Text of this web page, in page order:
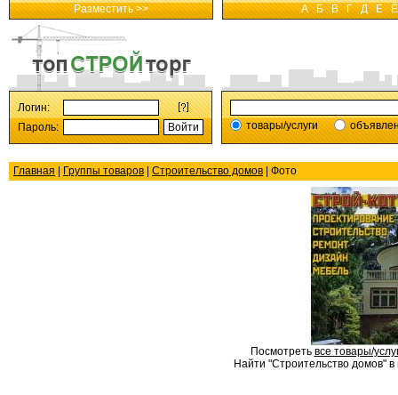
Разместить >> А Б В Г Д Е Ё
Логин:
Пароль:
товары/услуги
Главная Группы товаров Строительство домов | Фото
Посмотреть все товары/
Найти "Строительство домов" в